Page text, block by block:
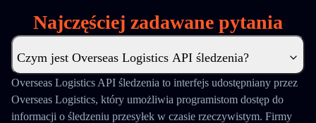
Najczęściej zadawane pytania
Czym jest Overseas Logistics API śledzenia?
Overseas Logistics API śledzenia to interfejs udostępniany przez
Overseas Logistics, który umożliwia programistom dostęp do
informacji o śledzeniu przesyłek w czasie rzeczywistym. Firmy